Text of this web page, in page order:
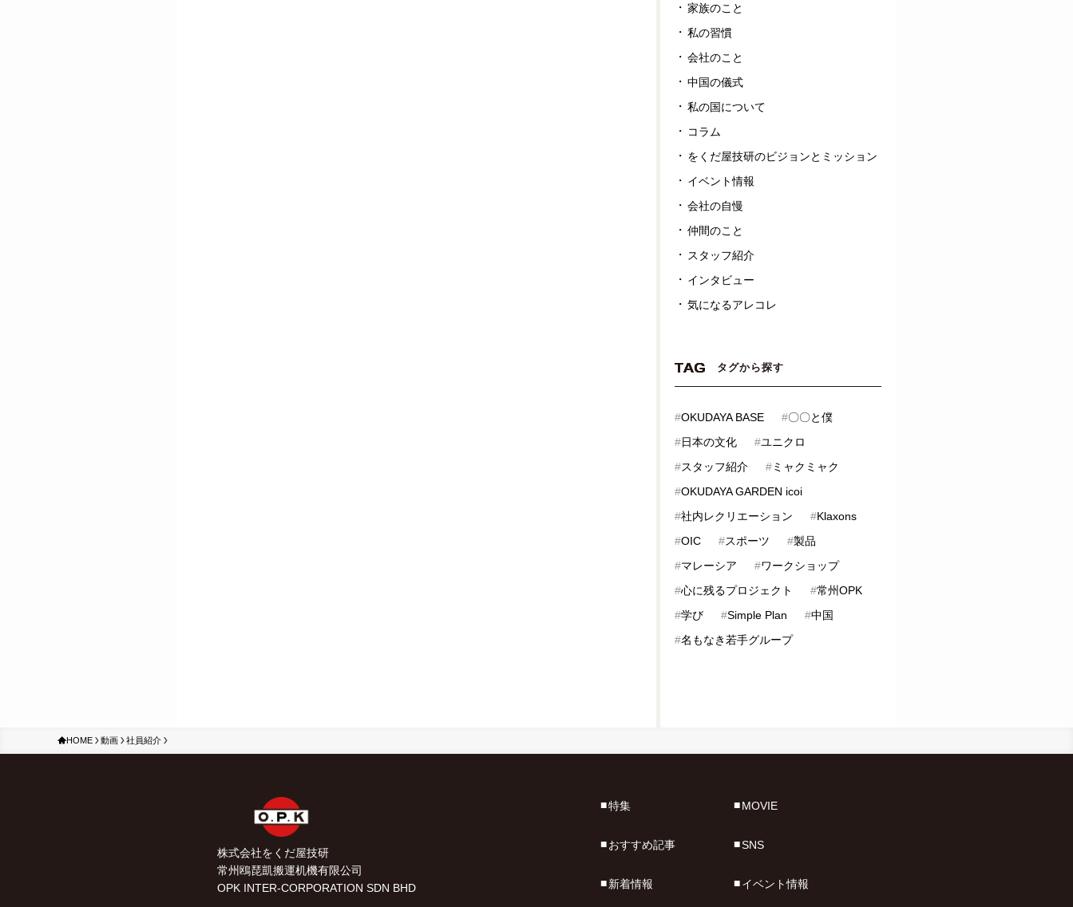
家族のこと
私の習慣
会社のこと
中国の儀式
私の国について
コラム
をくだ屋技研のビジョンとミッション
イベント情報
会社の自慢
仲間のこと
スタッフ紹介
インタビュー
気になるアレコレ
TAG タグから探す
#OKUDAYA BASE #〇〇と僕
#日本の文化 #ユニクロ
#スタッフ紹介 #ミャクミャク
#OKUDAYA GARDEN icoi
#社内レクリエーション #Klaxons
#OIC #スポーツ #製品
#マレーシア #ワークショップ
#心に残るプロジェクト #常州OPK
#学び #Simple Plan #中国
#名もなき若手グループ
HOME 動画 社員紹介
株式会社をくだ屋技研
常州鴎琵凱搬運机機有限公司
OPK INTER-CORPORATION SDN BHD
特集
おすすめ記事
新着情報
MOVIE
SNS
イベント情報